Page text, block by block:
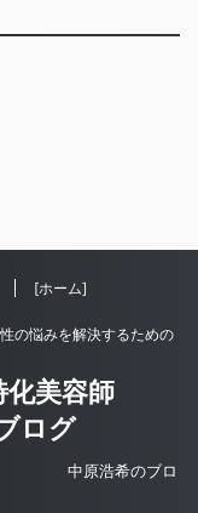
[ホーム]
の悩みを解決するための
化美容師
グ
師 中原浩希のブロ